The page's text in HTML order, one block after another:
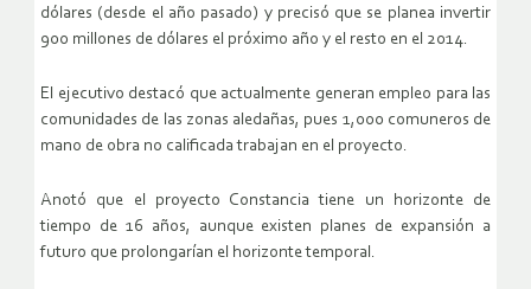
dólares (desde el año pasado) y precisó que se planea invertir
900 millones de dólares el próximo año y el resto en el 2014.
El ejecutivo destacó que actualmente generan empleo para las
comunidades de las zonas aledañas, pues 1,000 comuneros de
mano de obra no calificada trabajan en el proyecto.
Anotó que el proyecto Constancia tiene un horizonte de
tiempo de 16 años, aunque existen planes de expansión a
futuro que prolongarían el horizonte temporal.